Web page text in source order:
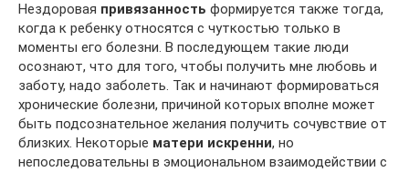
Нездоровая привязанность формируется также тогда,
когда к ребенку относятся с чуткостью только в
моменты его болезни. В последующем такие люди
осознают, что для того, чтобы получить мне любовь и
заботу, надо заболеть. Так и начинают формироваться
хронические болезни, причиной которых вполне может
быть подсознательное желания получить сочувствие от
близких. Некоторые матери искренни, но
непоследовательны в эмоциональном взаимодействии с